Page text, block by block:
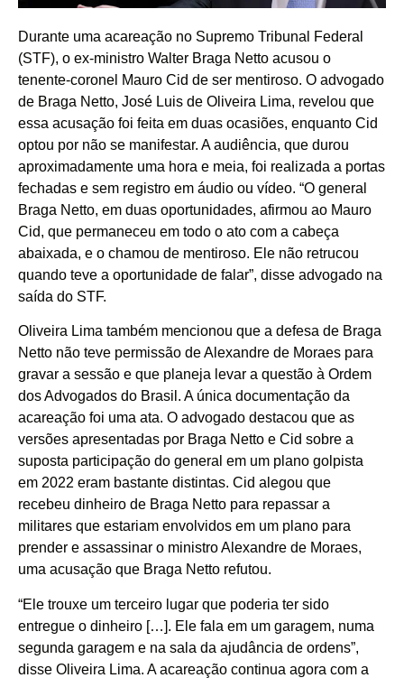
Durante uma acareação no Supremo Tribunal Federal
(STF), o ex-ministro Walter Braga Netto acusou o
tenente-coronel Mauro Cid de ser mentiroso. O advogado
de Braga Netto, José Luis de Oliveira Lima, revelou que
essa acusação foi feita em duas ocasiões, enquanto Cid
optou por não se manifestar. A audiência, que durou
aproximadamente uma hora e meia, foi realizada a portas
fechadas e sem registro em áudio ou vídeo. “O general
Braga Netto, em duas oportunidades, afirmou ao Mauro
Cid, que permaneceu em todo o ato com a cabeça
abaixada, e o chamou de mentiroso. Ele não retrucou
quando teve a oportunidade de falar”, disse advogado na
saída do STF.
Oliveira Lima também mencionou que a defesa de Braga
Netto não teve permissão de Alexandre de Moraes para
gravar a sessão e que planeja levar a questão à Ordem
dos Advogados do Brasil. A única documentação da
acareação foi uma ata. O advogado destacou que as
versões apresentadas por Braga Netto e Cid sobre a
suposta participação do general em um plano golpista
em 2022 eram bastante distintas. Cid alegou que
recebeu dinheiro de Braga Netto para repassar a
militares que estariam envolvidos em um plano para
prender e assassinar o ministro Alexandre de Moraes,
uma acusação que Braga Netto refutou.
“Ele trouxe um terceiro lugar que poderia ter sido
entregue o dinheiro […]. Ele fala em um garagem, numa
segunda garagem e na sala da ajudância de ordens”,
disse Oliveira Lima. A acareação continua agora com a